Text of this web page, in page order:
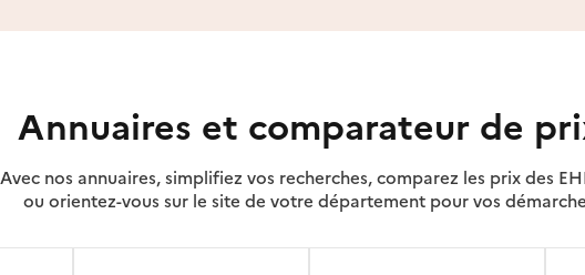
Annuaires et comparateur de
Avec nos annuaires, simplifiez vos recherches, comparez les prix des
ou orientez-vous sur le site de votre département pour vos